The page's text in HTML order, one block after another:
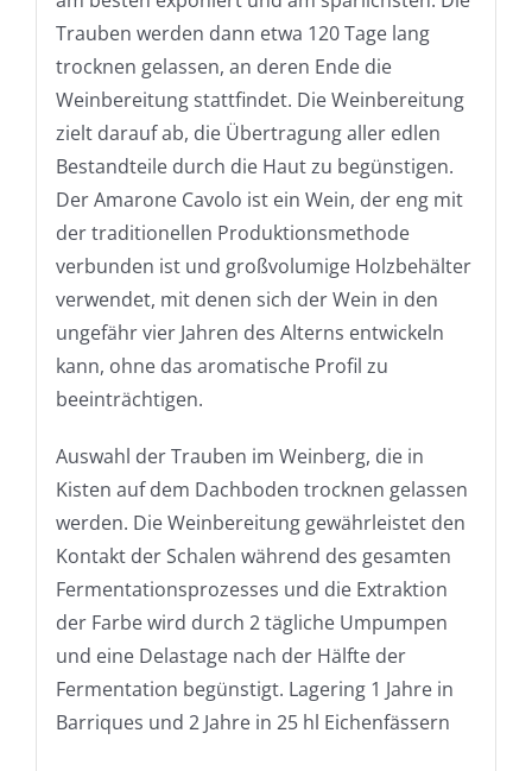
Trauben werden dann etwa 120 Tage lang
trocknen gelassen, an deren Ende die
Weinbereitung stattfindet. Die Weinbereitung
zielt darauf ab, die Übertragung aller edlen
Bestandteile durch die Haut zu begünstigen.
Der Amarone Cavolo ist ein Wein, der eng mit
der traditionellen Produktionsmethode
verbunden ist und großvolumige Holzbehälter
verwendet, mit denen sich der Wein in den
ungefähr vier Jahren des Alterns entwickeln
kann, ohne das aromatische Profil zu
beeinträchtigen.
Auswahl der Trauben im Weinberg, die in
Kisten auf dem Dachboden trocknen gelassen
werden. Die Weinbereitung gewährleistet den
Kontakt der Schalen während des gesamten
Fermentationsprozesses und die Extraktion
der Farbe wird durch 2 tägliche Umpumpen
und eine Delastage nach der Hälfte der
Fermentation begünstigt. Lagering 1 Jahre in
Barriques und 2 Jahre in 25 hl Eichenfässern